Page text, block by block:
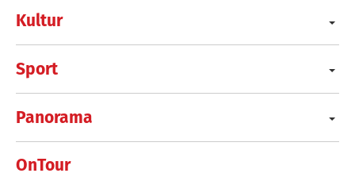
Kultur
Sport
Panorama
OnTour